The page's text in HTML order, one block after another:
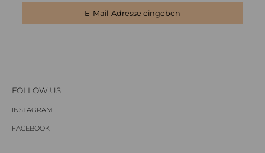
FOLLOW US
INSTAGRAM
FACEBOOK